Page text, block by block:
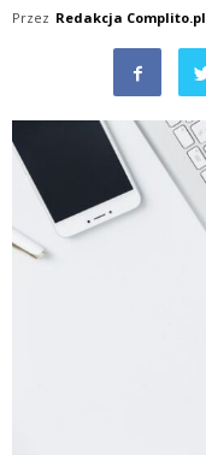
Przez Redakcja Complito.pl